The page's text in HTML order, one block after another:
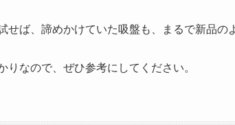
せば、諦めかけていた吸盤も、まるで新品の
りなので、ぜひ参考にしてください。